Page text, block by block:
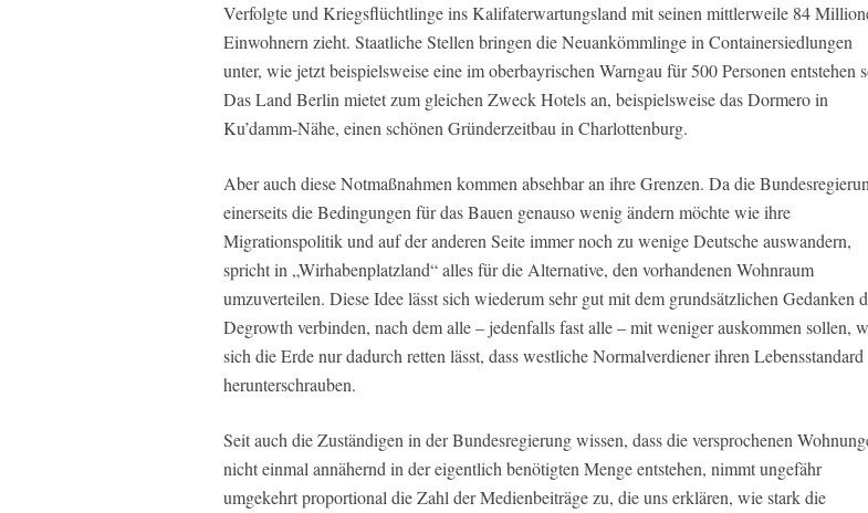
Verfolgte und Kriegsflüchtlinge ins Kalifaterwartungsland mit seinen mittlerweile 84
Einwohnern zieht. Staatliche Stellen bringen die Neuankömmlinge in Containersiedlungen
unter, wie jetzt beispielsweise eine im oberbayrischen Warngau für 500 Personen entstehen
Das Land Berlin mietet zum gleichen Zweck Hotels an, beispielsweise das Dormero in
Ku’damm-Nähe, einen schönen Gründerzeitbau in Charlottenburg.
Aber auch diese Notmaßnahmen kommen absehbar an ihre Grenzen. Da die
einerseits die Bedingungen für das Bauen genauso wenig ändern möchte wie ihre
Migrationspolitik und auf der anderen Seite immer noch zu wenige Deutsche auswandern,
spricht in „Wirhabenplatzland“ alles für die Alternative, den vorhandenen Wohnraum
umzuverteilen. Diese Idee lässt sich wiederum sehr gut mit dem grundsätzlichen Gedanken
Degrowth verbinden, nach dem alle – jedenfalls fast alle – mit weniger auskommen sollen,
sich die Erde nur dadurch retten lässt, dass westliche Normalverdiener ihren Lebensstandard
herunterschrauben.
Seit auch die Zuständigen in der Bundesregierung wissen, dass die versprochenen
nicht einmal annähernd in der eigentlich benötigten Menge entstehen, nimmt ungefähr
umgekehrt proportional die Zahl der Medienbeiträge zu, die uns erklären, wie stark die